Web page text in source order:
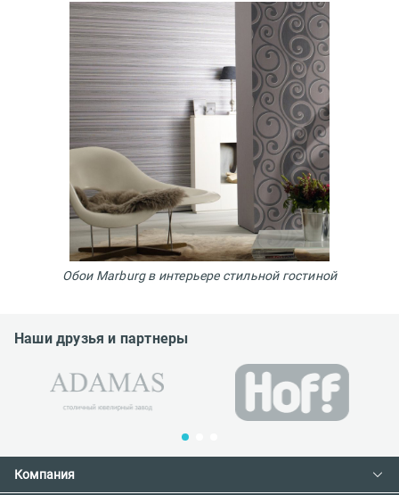
Обои Marburg в интерьере стильной гостиной
Наши друзья и партнеры
Компания